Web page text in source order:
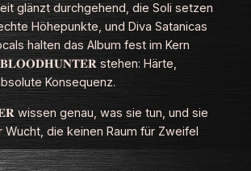
glänzt durchgehend, die Soli setzen
Höhepunkte, und Diva Satanicas
halten das Album fest im Kern
𝐁𝐋𝐎𝐎𝐃𝐇𝐔𝐍𝐓𝐄𝐑 stehen: Härte,
Konsequenz.
genau, was sie tun, und sie
Wucht, die keinen Raum für Zweifel